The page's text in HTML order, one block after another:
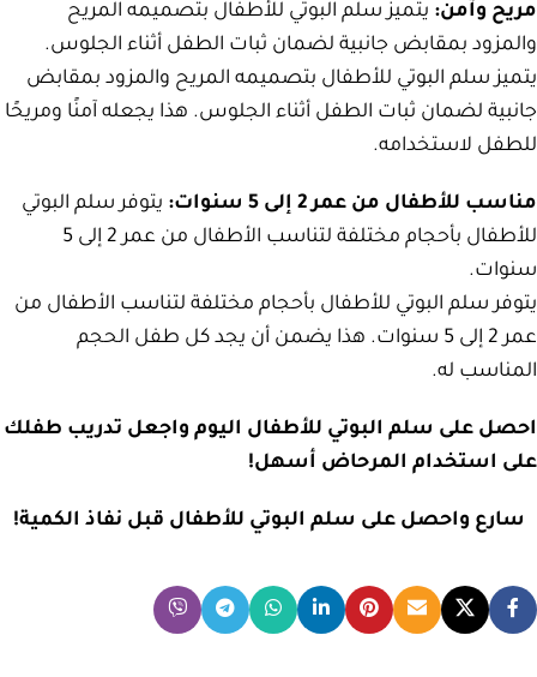
مريح وآمن: يتميز سلم البوتي للأطفال بتصميمه المريح
والمزود بمقابض جانبية لضمان ثبات الطفل أثناء الجلوس.
يتميز سلم البوتي للأطفال بتصميمه المريح والمزود بمقابض
جانبية لضمان ثبات الطفل أثناء الجلوس. هذا يجعله آمنًا ومريحًا
للطفل لاستخدامه.
مناسب للأطفال من عمر 2 إلى 5 سنوات:
يتوفر سلم البوتي
للأطفال بأحجام مختلفة لتناسب الأطفال من عمر 2 إلى 5
سنوات.
يتوفر سلم البوتي للأطفال بأحجام مختلفة لتناسب الأطفال من
عمر 2 إلى 5 سنوات.
هذا يضمن أن يجد كل طفل الحجم
المناسب له.
احصل على سلم البوتي للأطفال اليوم واجعل تدريب طفلك
على استخدام المرحاض أسهل!
سارع واحصل على سلم البوتي للأطفال قبل نفاذ الكمية!